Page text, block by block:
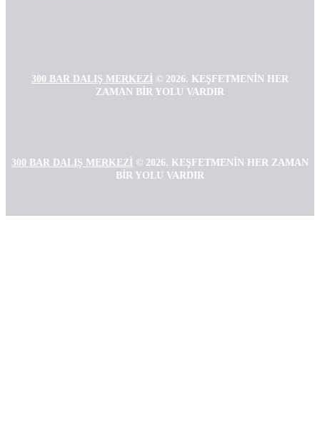
300 BAR DALIŞ MERKEZI © 2026. KEŞFETMENIN HER
ZAMAN BIR YOLU VARDIR
300 BAR DALIŞ MERKEZI © 2026. KEŞFETMENIN HER ZAMAN
BIR YOLU VARDIR